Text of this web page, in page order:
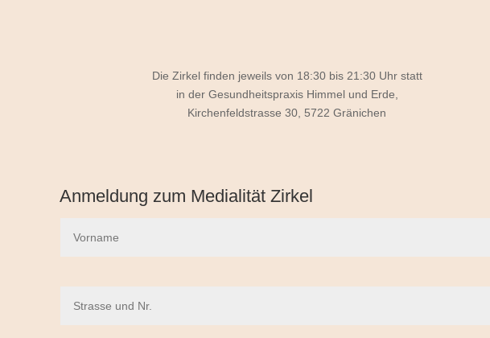
Die Zirkel finden jeweils von 18:30 bis 21:30 Uhr statt
in der Gesundheitspraxis Himmel und Erde,
Kirchenfeldstrasse 30, 5722 Gränichen
Anmeldung zum Medialität Zirkel